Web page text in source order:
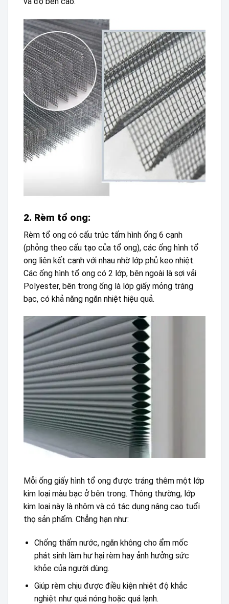
2. Rèm tổ ong:
Rèm tổ ong có cấu trúc tấm hình ống 6 cạnh
(phỏng theo cấu tạo của tổ ong), các ống hình tổ
ong liên kết cạnh với nhau nhờ lớp phủ keo nhiệt.
Các ống hình tổ ong có 2 lớp, bên ngoài là sợi vải
Polyester, bên trong ống là lớp giấy mỏng tráng
bạc, có khả năng ngăn nhiệt hiệu quả.
Mỗi ống giấy hình tổ ong được tráng thêm một lớp
kim loại màu bạc ở bên trong. Thông thường, lớp
kim loại này là nhôm và có tác dụng nâng cao tuổi
thọ sản phẩm. Chẳng hạn như:
Chống thấm nước, ngăn không cho ẩm mốc
phát sinh làm hư hại rèm hay ảnh hưởng sức
khỏe của người dùng.
Giúp rèm chịu được điều kiện nhiệt độ khắc
nghiệt như quá nóng hoặc quá lạnh.